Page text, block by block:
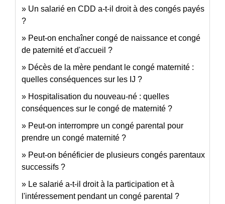
Un salarié en CDD a-t-il droit à des congés payés
?
Peut-on enchaîner congé de naissance et congé
de paternité et d'accueil ?
Décès de la mère pendant le congé maternité :
quelles conséquences sur les IJ ?
Hospitalisation du nouveau-né : quelles
conséquences sur le congé de maternité ?
Peut-on interrompre un congé parental pour
prendre un congé maternité ?
Peut-on bénéficier de plusieurs congés parentaux
successifs ?
Le salarié a-t-il droit à la participation et à
l'intéressement pendant un congé parental ?